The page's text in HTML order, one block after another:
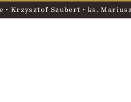
Krzysztof Szubert • ks.